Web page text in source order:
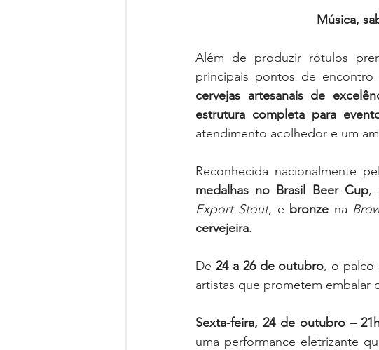
Música,
Além de produzir rótulos
principais pontos de
cervejas artesanais de
estrutura completa para
atendimento acolhedor e um
Reconhecida nacionalmente
medalhas no Brasil Beer Cup,
Export Stout, e bronze na
cervejeira.
De 24 a 26 de outubro, o palco
artistas que prometem embalar
Sexta-feira, 24 de outubro –
uma performance eletrizante